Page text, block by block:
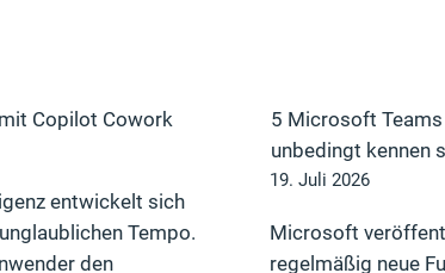
Copilot Cowork
entwickelt sich
Tempo.
den
5 Microsoft
unbedingt kennen
19. Juli 2026
Microsoft
regelmäßig neue